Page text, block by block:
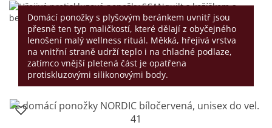
Domácí ponožky s plyšovým beránkem uvnitř jsou
přesně ten typ maličkostí, které dělají z obyčejného
lenošení malý wellness rituál. Měkká, hřejivá vrstva
na vnitřní straně udrží teplo i na chladné podlaze,
zatímco vnější pletená část je opatřena
protiskluzovými silikonovými body.